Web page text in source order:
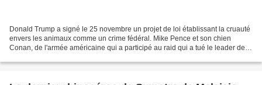
Donald Trump a signé le 25 novembre un projet de loi établissant la cruauté
envers les animaux comme un crime fédéral. Mike Pence et son chien
Conan, de l'armée américaine qui a participé au raid qui a tué le leader de